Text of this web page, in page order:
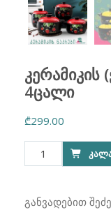
კერამიკის
4ცალი
₾299.00
რაოდენობა:
კერამიკის
ქვაბების
განვადებით